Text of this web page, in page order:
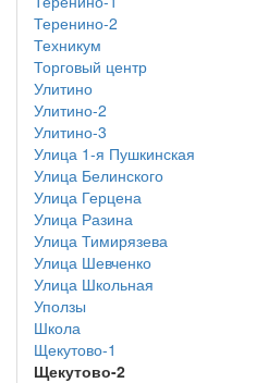
Теренино-2
Техникум
Торговый центр
Улитино
Улитино-2
Улитино-3
Улица 1-я Пушкинская
Улица Белинского
Улица Герцена
Улица Разина
Улица Тимирязева
Улица Шевченко
Улица Школьная
Уползы
Школа
Щекутово-1
Щекутово-2